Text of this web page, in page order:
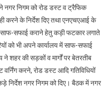
नगर निगम को रोड डस्ट व ट्रैफिक
करने के निर्देश दिए तथा एनएचएआई के
साफ-सफाई कराने हेतु कड़ी फटकार लगाते
को भी अपने कार्यालय में साफ-सफाई
ने शहर की सड़कों व मार्गों पर बेतरतीब
वर्निंग करने, रोड डस्ट आदि गतिविधियों
निर्देश नगर निगम को दिए। बैठक में नगर